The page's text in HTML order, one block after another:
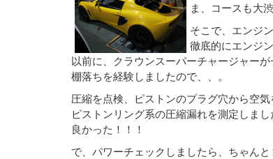
ま、コースも大
そこで、エンジ
徹底的にエンジ
以前に、クラウンスーパーチャージャー
棚落ちを経験しましたので、、。
圧縮を点検、ピストンのプラグ穴から空
ピストンリング系の圧縮漏れを測定しまし
良かった！！！
で、パワーチェックしましたら、ちゃん